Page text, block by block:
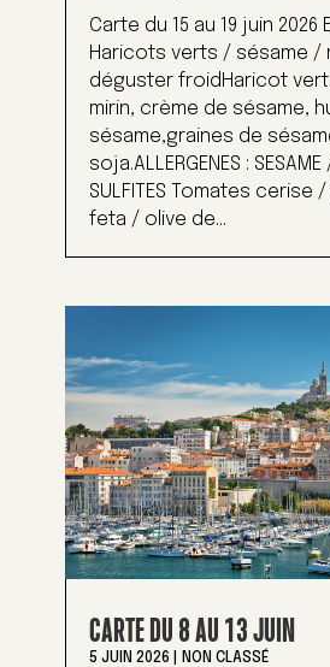
Carte du 15 au 19 juin 2026
Haricots verts / sésame /
déguster froidHaricot
mirin, crème de sésame,
sésame,graines de
soja.ALLERGENES :
SULFITES Tomates cerise
feta / olive de...
CARTE DU 8 AU 13 JUIN
5 JUIN 2026 NON CLASSÉ